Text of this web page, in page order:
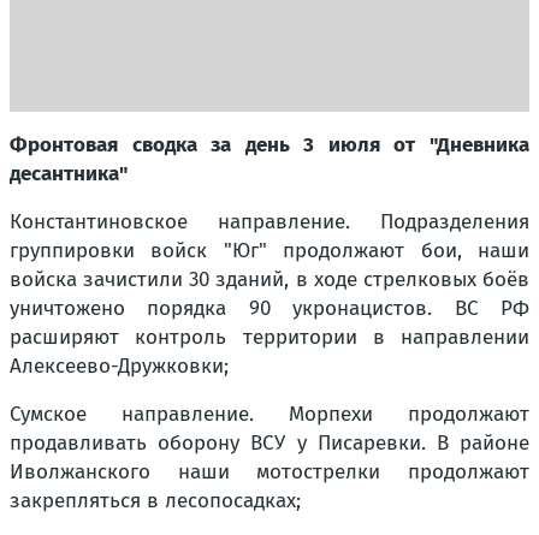
Фронтовая сводка за день 3 июля от "Дневника
десантника"
Константиновское направление. Подразделения
группировки войск "Юг" продолжают бои, наши
войска зачистили 30 зданий, в ходе стрелковых боёв
уничтожено порядка 90 укронацистов. ВС РФ
расширяют контроль территории в направлении
Алексеево-Дружковки;
Сумское направление. Морпехи продолжают
продавливать оборону ВСУ у Писаревки. В районе
Иволжанского наши мотострелки продолжают
закрепляться в лесопосадках;